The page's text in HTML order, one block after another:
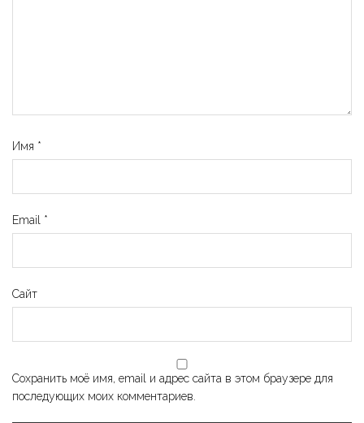
Имя *
Email *
Сайт
Сохранить моё имя, email и адрес сайта в этом браузере для
последующих моих комментариев.